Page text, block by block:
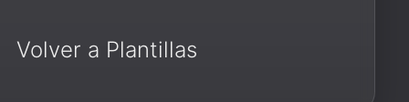
Volver a Plantillas